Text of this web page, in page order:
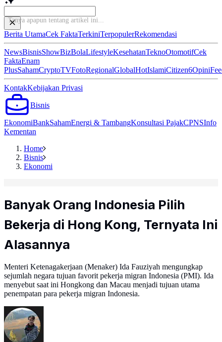
Tanya apa
Berita UtamaCek FaktaTerkiniTerpopulerRekomendasi
NewsBisnisShowBizBolaLifestyleKesehatanTeknoOtomotifCek
FaktaEnam
PlusSahamCryptoTVFotoRegionalGlobalHotIslamiCitizen6Opini
KontakKebijakan Privasi
Bisnis
EkonomiBankSahamEnergi & TambangKonsultasi PajakCPNSInfo
Kementan
Home
Bisnis
Ekonomi
Banyak Orang Indonesia Pilih
Bekerja di Hong Kong, Ternyata Ini
Alasannya
Menteri Ketenagakerjaan (Menaker) Ida Fauziyah mengungkap
sejumlah negara tujuan favorit pekerja migran Indonesia (PMI). Ida
menyebut saat ini Hongkong dan Macau menjadi tujuan utama
penempatan para pekerja migran Indonesia.